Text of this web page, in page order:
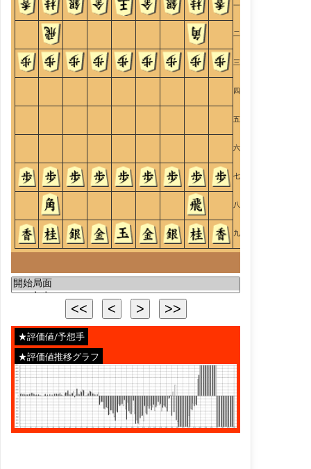
一
二
三
四
五
六
七
八
九
★評価値/予想手
★評価値推移グラフ